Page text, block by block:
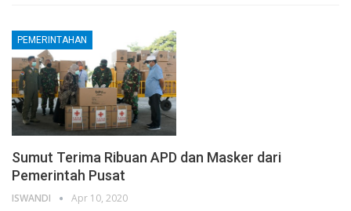
PEMERINTAHAN
Sumut Terima Ribuan APD dan Masker dari
Pemerintah Pusat
ISWANDI Apr 10, 2020